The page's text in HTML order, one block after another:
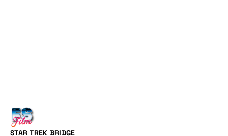
STAR TREK BRIDGE